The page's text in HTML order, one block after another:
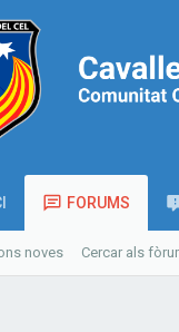
FORUMS
noves Cercar als